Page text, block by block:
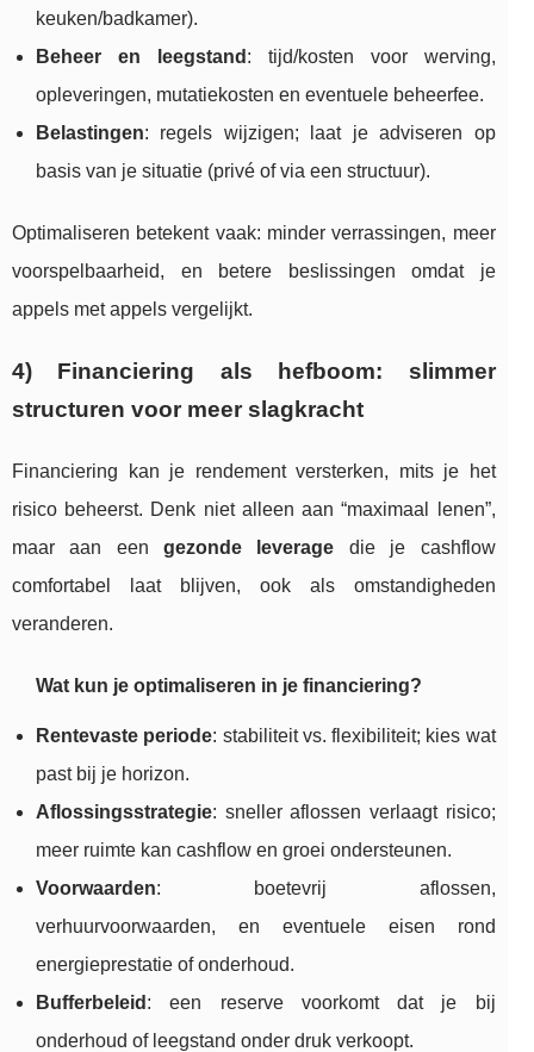
keuken/badkamer).
Beheer en leegstand : tijd/kosten voor werving,
opleveringen, mutatiekosten en eventuele beheerfee.
Belastingen: regels wijzigen; laat je adviseren op
basis van je situatie (privé of via een structuur).
Optimaliseren betekent vaak: minder verrassingen, meer
voorspelbaarheid, en betere beslissingen omdat je
appels met appels vergelijkt.
4) Financiering als hefboom: slimmer
structuren voor meer slagkracht
Financiering kan je rendement versterken, mits je het
risico beheerst. Denk niet alleen aan “maximaal lenen”,
maar aan eengezonde leverage die je cashflow
comfortabel laat blijven, ook als omstandigheden
veranderen.
Wat kun je optimaliseren in je financiering?
Rentevaste periode: stabiliteit vs. flexibiliteit; kies wat
past bij je horizon.
Aflossingsstrategie: sneller aflossen verlaagt risico;
meer ruimte kan cashflow en groei ondersteunen.
Voorwaarden: boetevrij aflossen,
verhuurvoorwaarden, en eventuele eisen rond
energieprestatie of onderhoud.
Bufferbeleid : een reserve voorkomt dat je bij
onderhoud of leegstand onder druk verkoopt.